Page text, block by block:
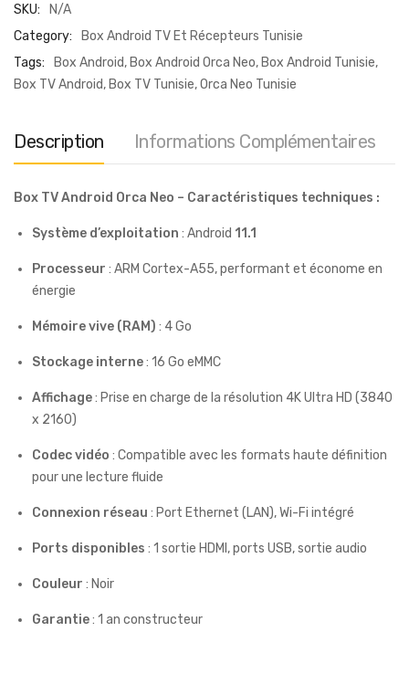
SKU:
N/A
Category:
Box Android TV Et Récepteurs Tunisie
Tags:
Box Android, Box Android Orca Neo, Box Android Tunisie,
Box TV Android, Box TV Tunisie,Orca Neo Tunisie
Description Informations Complémentaires
Box TV Android Orca Neo – Caractéristiques techniques :
Système d’exploitation : Android 11.1
Processeur : ARM Cortex-A55, performant et économe en
énergie
Mémoire vive (RAM) : 4 Go
Stockage interne: 16 Go eMMC
Affichage: Prise en charge de la résolution 4K Ultra HD (3840
x 2160)
Codec vidéo : Compatible avec les formats haute définition
pour une lecture fluide
Connexion réseau : Port Ethernet (LAN), Wi-Fi intégré
Ports disponibles : 1 sortie HDMI, ports USB, sortie audio
Couleur : Noir
Garantie: 1 an constructeur